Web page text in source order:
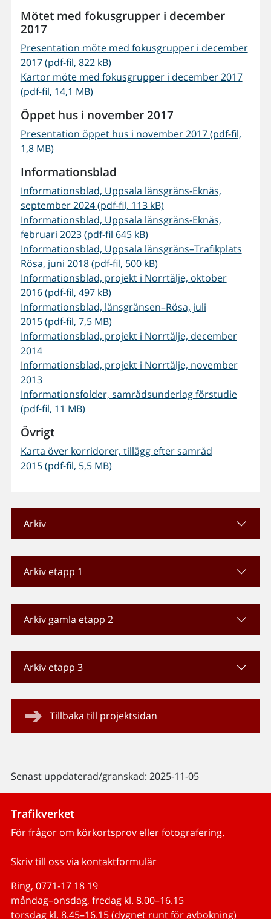
Mötet med fokusgrupper i december
2017
Presentation möte med fokusgrupper i december
2017 (pdf-fil, 822 kB)
Kartor möte med fokusgrupper i december 2017
(pdf-fil, 14,1 MB)
Öppet hus i november 2017
Presentation öppet hus i november 2017 (pdf-fil,
1,8 MB)
Informationsblad
Informationsblad, Uppsala länsgräns-Eknäs,
september 2024 (pdf-fil, 113 kB)
Informationsblad, Uppsala länsgräns-Eknäs,
februari 2023 (pdf-fil 645 kB)
Informationsblad, Uppsala länsgräns–Trafikplats
Rösa, juni 2018 (pdf-fil, 500 kB)
Informationsblad, projekt i Norrtälje, oktober
2016 (pdf-fil, 497 kB)
Informationsblad, länsgränsen–Rösa, juli
2015 (pdf-fil, 7,5 MB)
Informationsblad, projekt i Norrtälje, december
2014
Informationsblad, projekt i Norrtälje, november
2013
Informationsfolder, samrådsunderlag förstudie
(pdf-fil, 11 MB)
Övrigt
Karta över korridorer, tillägg efter samråd
2015 (pdf-fil, 5,5 MB)
Arkiv
Arkiv etapp 1
Arkiv gamla etapp 2
Arkiv etapp 3
Tillbaka till projektsidan
Senast uppdaterad/granskad: 2025-11-05
Trafikverket
För frågor om körkortsprov eller fotografering.
Skriv till oss via kontaktformulär
Ring, 0771-17 18 19
måndag–onsdag, fredag kl. 8.00–16.15
torsdag kl. 8.45–16.15 (dygnet runt för avbokning)